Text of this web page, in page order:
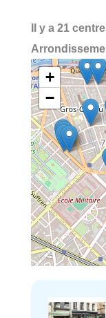
Il y a 21
+
−